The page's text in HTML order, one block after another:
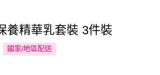
養精華乳套裝 3件裝
國家/地區配送